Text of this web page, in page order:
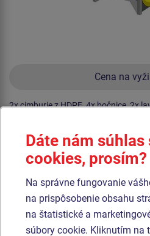
Cena na
2x cimburie z HDPE, 4x bočnice, 2x
Produkt - DON-0201KO-10
Domček DON0201KO
Dáte nám
cookies, prosím?
Na správne fungovanie
na prispôsobenie obsahu
na štatistické a
súbory cookie. Kliknutím na